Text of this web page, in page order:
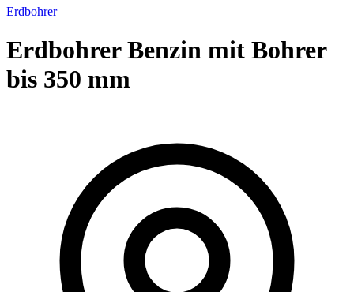
Erdbohrer
Erdbohrer Benzin mit Bohrer
bis 350 mm